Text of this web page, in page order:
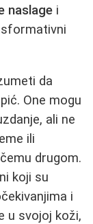
naslage i
da
One mogu
ali ne
ili
drugom.
koji su
i
u svojoj koži,